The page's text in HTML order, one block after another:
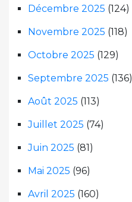
Décembre 2025 (124)
Novembre 2025 (118)
Octobre 2025 (129)
Septembre 2025 (136)
Août 2025 (113)
Juillet 2025 (74)
Juin 2025 (81)
Mai 2025 (96)
Avril 2025 (160)